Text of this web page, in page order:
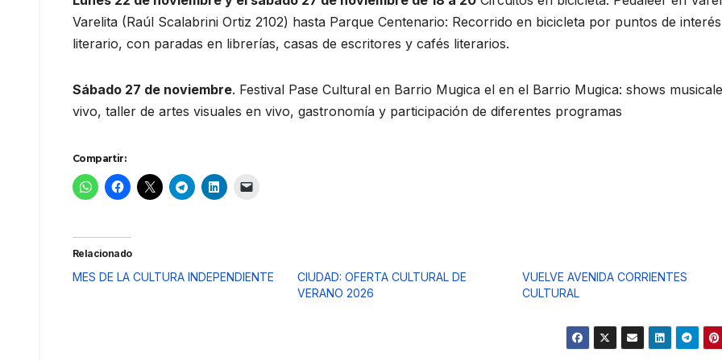
Varelita (Raúl Scalabrini Ortiz 2102) hasta Parque Centenario: Recorrido en bicicleta por puntos de interés
literario, con paradas en librerías, casas de escritores y cafés literarios.
Sábado 27 de noviembre. Festival Pase Cultural en Barrio Mugica el en el Barrio Mugica: shows
vivo, taller de artes visuales en vivo, gastronomía y participación de diferentes programas
Compartir:
Relacionado
MES DE LA CULTURA INDEPENDIENTE
CIUDAD: OFERTA CULTURAL DE
VERANO 2026
VUELVE AVENIDA CORRIENTES
CULTURAL